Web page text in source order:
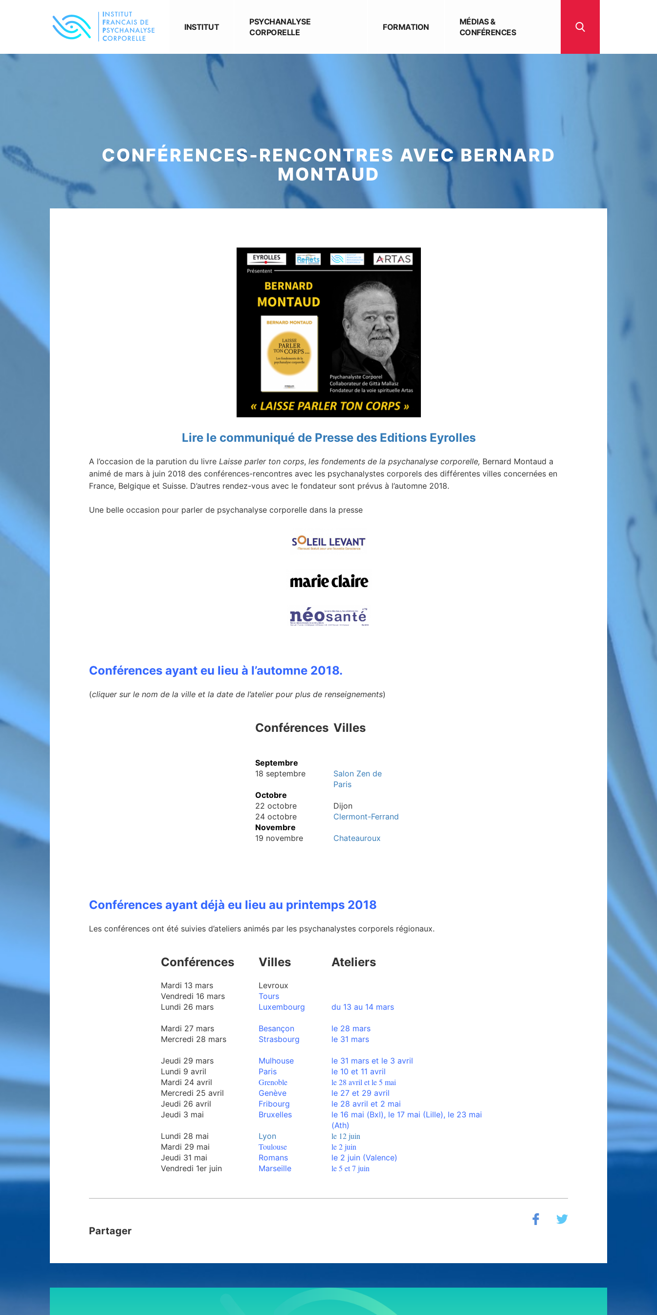
INSTITUT
PSYCHANALYSE
CORPORELLE
FORMATION
MÉDIAS &
CONFÉRENCES
CONFÉRENCES-RENCONTRES AVEC BERNARD
MONTAUD
Lire le communiqué de Presse des Editions Eyrolles
A l’occasion de la parution du livre Laisse parler ton corps, les fondements de la psychanalyse corporelle, Bernard Montaud a
animé de mars à juin 2018 des conférences-rencontres avec les psychanalystes corporels des différentes villes concernées en
France, Belgique et Suisse. D’autres rendez-vous avec le fondateur sont prévus à l’automne 2018.
Une belle occasion pour parler de psychanalyse corporelle dans la presse
Conférences ayant eu lieu à l’automne 2018.
(cliquer sur le nom de la ville et la date de l’atelier pour plus de renseignements)
Conférences Villes
Septembre
18 septembre
Salon Zen de
Paris
Octobre
22 octobre
Dijon
24 octobre
Clermont-Ferrand
Novembre
19 novembre
Chateauroux
Conférences ayant déjà eu lieu au printemps 2018
Les conférences ont été suivies d’ateliers animés par les psychanalystes corporels régionaux.
Conférences Villes Ateliers
Mardi 13 mars
Levroux
Vendredi 16 mars
Tours
Lundi 26 mars
Luxembourg du 13 au 14 mars
Mardi 27 mars Besançon
le 28 mars
Mercredi 28 mars
Strasbourg le 31 mars
Jeudi 29 mars Mulhouse le 31 mars et le 3 avril
Lundi 9 avril
Paris le 10 et 11 avril
Mardi 24 avril
Grenoble le 28 avril et le 5 mai
Mercredi 25 avril Genève
le 27 et 29 avril
Jeudi 26 avril
Fribourg
le 28 avril et 2 mai
Jeudi 3 mai
Bruxelles le 16 mai (Bxl), le 17 mai (Lille), le 23 mai
(Ath)
Lundi 28 mai
Lyon le 12 juin
Mardi 29 mai Toulouse le 2 juin
Jeudi 31 mai Romans
le 2 juin (Valence)
Vendredi 1er juin
Marseille le 5 et 7 juin
Partager